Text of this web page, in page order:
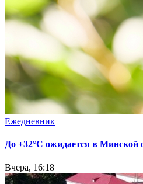
Ежедневник
До +32°С ожидается в Минской
Вчера, 16:18